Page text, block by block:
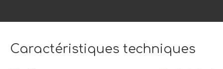
Caractéristiques techniques